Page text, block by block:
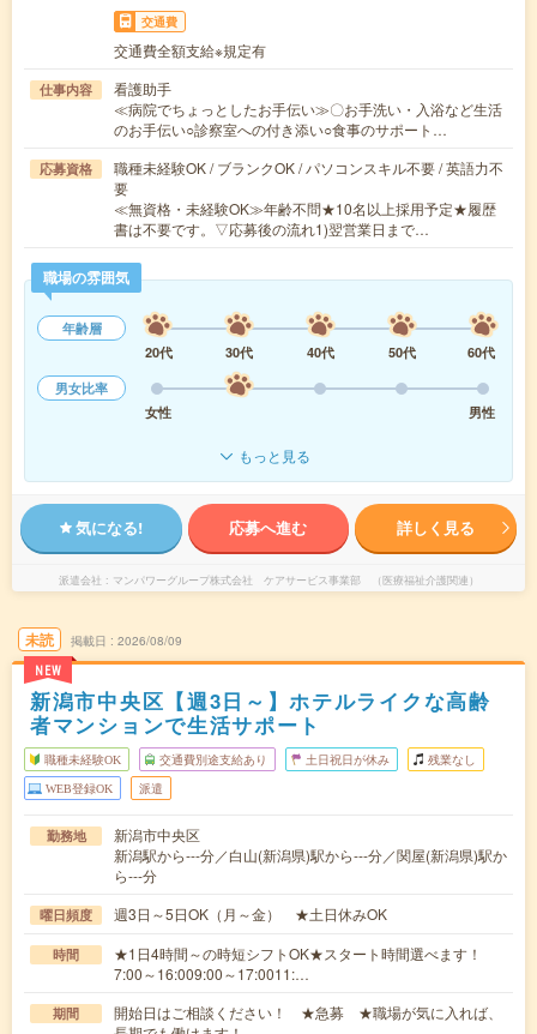
交通費
交通費全額支給※規定有
仕事内容
看護助手
≪病院でちょっとしたお手伝い≫〇お手洗い・入浴など生活
のお手伝い○診察室への付き添い○食事のサポート…
応募資格
職種未経験OK / ブランクOK / パソコンスキル不要 / 英語力不
要
≪無資格・未経験OK≫年齢不問★10名以上採用予定★履歴
書は不要です。▽応募後の流れ1)翌営業日まで…
職場の雰囲気
年齢層
20代
30代 40代 50代
60代
男女比率
女性
男性
もっと見る
気になる! 応募へ進む 詳しく見る
派遣会社 マンパワーグループ株式会社 ケアサービス事業部 （医療福祉介護関連）
未読
NEW
掲載日 2026/08/09
新潟市中央区【週3日～】ホテルライクな高齢
者マンションで生活サポート
職種未経験OK 交通費別途支給あり 土日祝日が休み 残業なし
WEB登録OK 派遣
勤務地
新潟市中央区
新潟駅から---分／白山(新潟県)駅から---分／関屋(新潟県)駅か
ら---分
曜日頻度 週3日～5日OK（月～金） ★土日休みOK
時間
★1日4時間～の時短シフトOK★スタート時間選べます！
7:00～16:009:00～17:0011:…
期間
開始日はご相談ください！ ★急募 ★職場が気に入れば、